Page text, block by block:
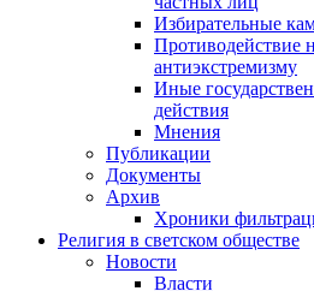
Избирательные
Противодействие
антиэкстремизму
Иные
действия
Мнения
Публикации
Документы
Архив
Хроники
Религия в светском обществе
Новости
Власти